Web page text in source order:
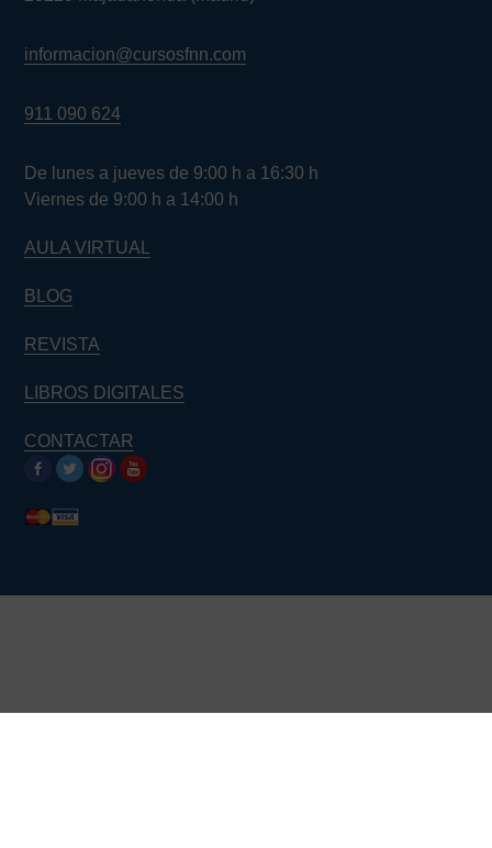
informacion@cursosfnn.com
911 090 624
De lunes a jueves de 9:00 h a 16:30 h
Viernes de 9:00 h a 14:00 h
AULA VIRTUAL
BLOG
REVISTA
LIBROS DIGITALES
CONTACTAR